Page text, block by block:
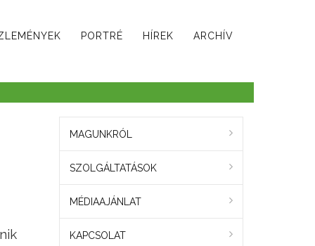
PORTRÉ HÍREK ARCHÍV
MAGUNKRÓL
SZOLGÁLTATÁSOK
MÉDIAAJÁNLAT
KAPCSOLAT